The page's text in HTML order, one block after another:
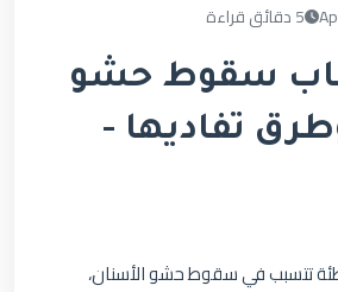
5 دقائق قراءة
سقوط حشو
تفاديها -
تتسبب في سقوط حشو الأسنان،